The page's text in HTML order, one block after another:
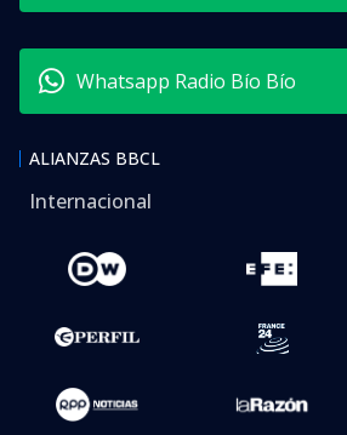
Whatsapp Radio Bío Bío
ALIANZAS BBCL
Internacional